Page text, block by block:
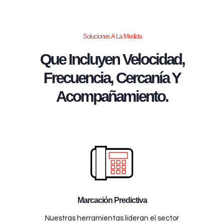
Soluciones A La Medida
Que Incluyen Velocidad,
Frecuencia, Cercanía Y
Acompañamiento.
Marcación Predictiva
Nuestras herramientas lideran el sector